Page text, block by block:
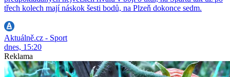
třech kolech mají náskok šesti bodů, na Plzeň dokonce sedm.
Aktuálně.cz - Sport
dnes, 15:20
Reklama